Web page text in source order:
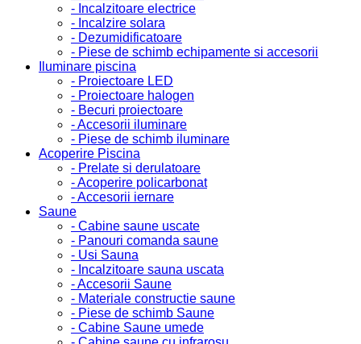
- Incalzitoare electrice
- Incalzire solara
- Dezumidificatoare
- Piese de schimb echipamente si accesorii
Iluminare piscina
- Proiectoare LED
- Proiectoare halogen
- Becuri proiectoare
- Accesorii iluminare
- Piese de schimb iluminare
Acoperire Piscina
- Prelate si derulatoare
- Acoperire policarbonat
- Accesorii iernare
Saune
- Cabine saune uscate
- Panouri comanda saune
- Usi Sauna
- Incalzitoare sauna uscata
- Accesorii Saune
- Materiale constructie saune
- Piese de schimb Saune
- Cabine Saune umede